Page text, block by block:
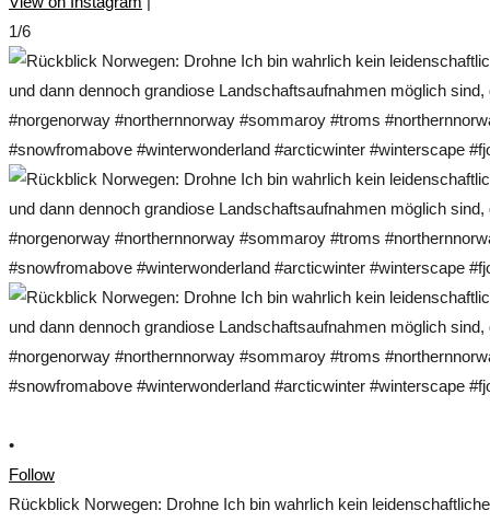
1/6
•
Follow
Rückblick Norwegen: Drohne Ich bin wahrlich kein